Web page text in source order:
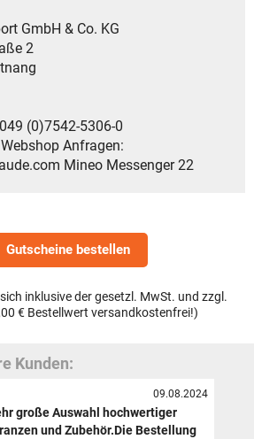
& Co. KG
2
5306-0
Anfragen:
Mineo Messenger 22
Gutscheine bestellen
inklusive der gesetzl. MwSt. und zzgl.
€ Bestellwert versandkostenfrei!)
Kunden:
09.08.2024
große Auswahl hochwertiger
und Zubehör.Die Bestellung